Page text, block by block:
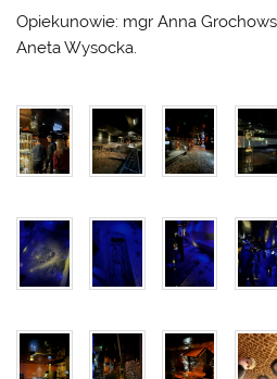
Opiekunowie: mgr Anna
Aneta Wysocka.